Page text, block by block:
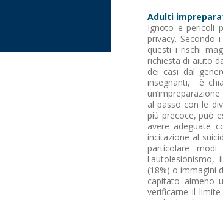
Adulti
Ignoto e pericoli
privacy. Secondo
questi i rischi
richiesta di aiuto
dei casi dal
insegnanti, è
al passo con le
più precoce, può
avere adeguate
incitazione al
particolare
l'autolesionismo,
(18%) o immagini
capitato almeno
verificarne il